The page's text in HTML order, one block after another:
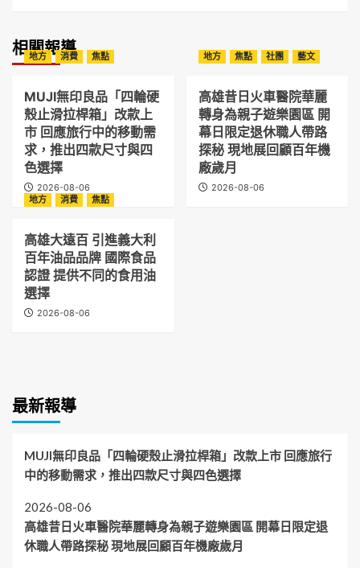
相關報導
地方 消費 焦點
MUJI無印良品「四輪硬
殼止滑拉桿箱」改款上
市 回應旅行中的移動需
求，推出四款尺寸與四
色選擇
2026-08-06
地方 焦點 社團 藝文
高雄昔日火車醫院華麗
轉身為親子遊樂園區 開
幕日限定退休職人帶路
探秘 現地展回顧百年機
廠歲月
2026-08-06
地方
消費 焦點
高雄大遠百 引進義大利
百年油品品牌 國際食品
認證 提供不同的食用油
選擇
2026-08-06
最新報導
MUJI無印良品「四輪硬殼止滑拉桿箱」改款上市 回應旅行
中的移動需求，推出四款尺寸與四色選擇
2026-08-06
高雄昔日火車醫院華麗轉身為親子遊樂園區 開幕日限定退
休職人帶路探秘 現地展回顧百年機廠歲月